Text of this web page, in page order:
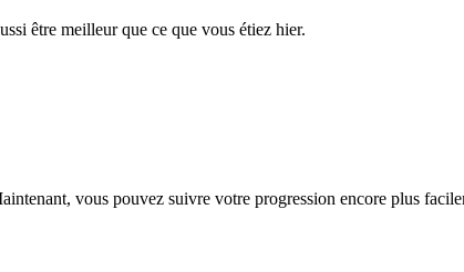
être meilleur que ce que vous étiez hier.
vous pouvez suivre votre progression encore plus